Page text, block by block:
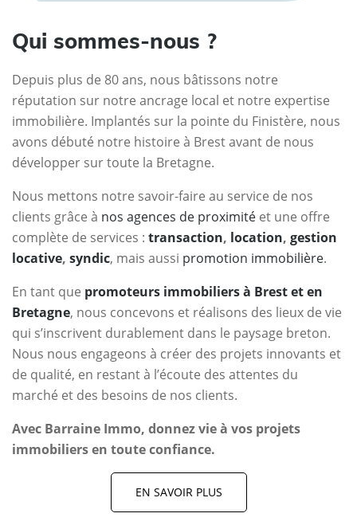
Qui sommes-nous ?
Depuis plus de 80 ans, nous bâtissons notre
réputation sur notre ancrage local et notre expertise
immobilière. Implantés sur la pointe du Finistère, nous
avons débuté notre histoire à Brest avant de nous
développer sur toute la Bretagne.
Nous mettons notre savoir-faire au service de nos
clients grâce à nos agences de proximité et une offre
complète de services : transaction, location, gestion
locative, syndic, mais aussi promotion immobilière.
En tant que promoteurs immobiliers à Brest et en
Bretagne, nous concevons et réalisons des lieux de vie
qui s’inscrivent durablement dans le paysage breton.
Nous nous engageons à créer des projets innovants et
de qualité, en restant à l’écoute des attentes du
marché et des besoins de nos clients.
Avec Barraine Immo, donnez vie à vos projets
immobiliers en toute confiance.
EN SAVOIR PLUS